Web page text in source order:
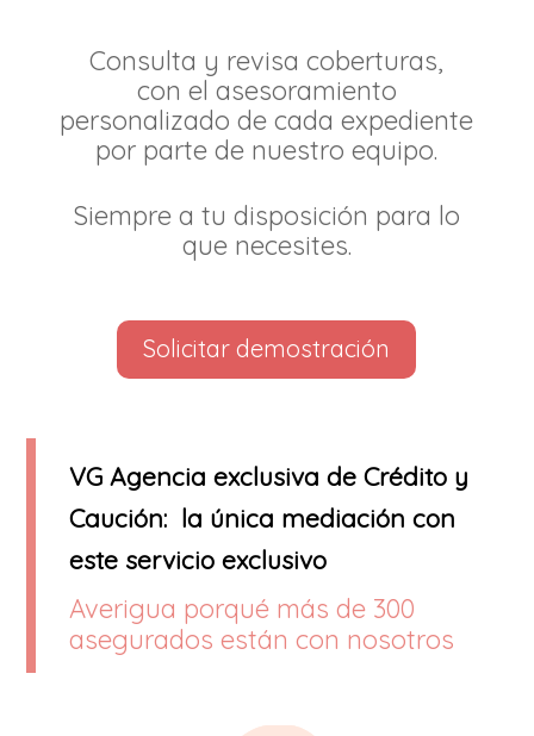
Consulta y revisa coberturas,
con el asesoramiento
personalizado de cada expediente
por parte de nuestro equipo.
Siempre a tu disposición para lo
que necesites.
Solicitar demostración
VG Agencia exclusiva de Crédito y
Caución: la única mediación con
este servicio exclusivo
Averigua porqué más de 300
asegurados están con nosotros